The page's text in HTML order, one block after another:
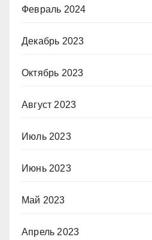
Февраль 2024
Декабрь 2023
Октябрь 2023
Август 2023
Июль 2023
Июнь 2023
Май 2023
Апрель 2023